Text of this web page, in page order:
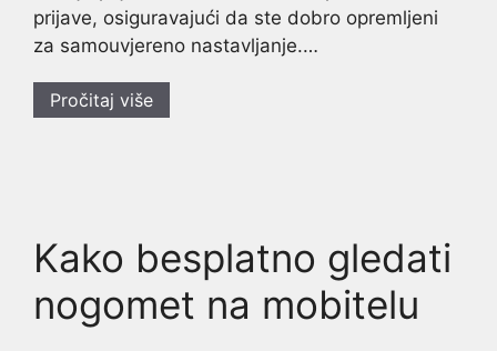
prijave, osiguravajući da ste dobro opremljeni
za samouvjereno nastavljanje.…
Pročitaj više
Kako besplatno gledati
nogomet na mobitelu